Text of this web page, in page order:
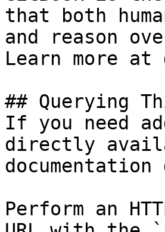
that both
and reason
Learn more at
## Querying
If you need
directly
Perform an